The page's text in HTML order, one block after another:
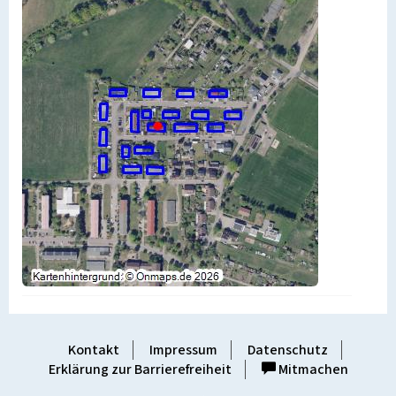
Kontakt Impressum
Datenschutz
Erklärung zur Barrierefreiheit
Mitmachen